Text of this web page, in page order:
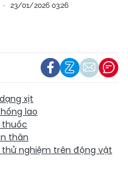
23/01/2026 03:26
xịt
lao
thuốc
thân
nghiệm trên động vật